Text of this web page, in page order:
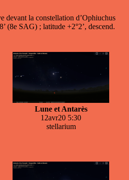
devant la constellation d’Ophiuchus
(8e SAG) ; latitude +2°2’, descend.
Lune et Antarès
12avr20 5:30
stellarium